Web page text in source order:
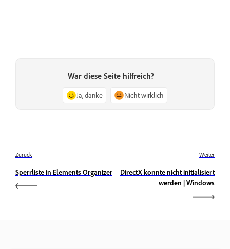
War diese Seite hilfreich?
Ja, danke Nicht wirklich
Zurück
Sperrliste in Elements Organizer
Weiter
DirectX konnte nicht initialisiert
werden | Windows